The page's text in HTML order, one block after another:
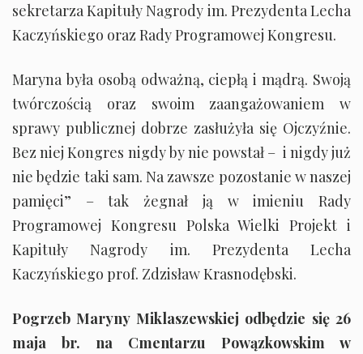
sekretarza Kapituły Nagrody im. Prezydenta Lecha
Kaczyńskiego oraz Rady Programowej Kongresu.
Maryna była osobą odważną, ciepłą i mądrą. Swoją
twórczością oraz swoim zaangażowaniem w
sprawy publicznej dobrze zasłużyła się Ojczyźnie.
Bez niej Kongres nigdy by nie powstał – i nigdy już
nie będzie taki sam. Na zawsze pozostanie w naszej
pamięci” – tak żegnał ją w imieniu Rady
Programowej Kongresu Polska Wielki Projekt i
Kapituły Nagrody im. Prezydenta Lecha
Kaczyńskiego prof. Zdzisław Krasnodębski.
Pogrzeb Maryny Miklaszewskiej odbędzie się 26
maja br. na Cmentarzu Powązkowskim w